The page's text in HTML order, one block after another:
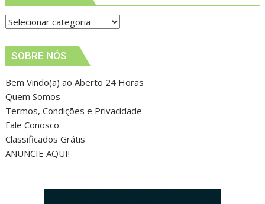
Categorias
SOBRE NÓS
Bem Vindo(a) ao Aberto 24 Horas
Quem Somos
Termos, Condições e Privacidade
Fale Conosco
Classificados Grátis
ANUNCIE AQUI!